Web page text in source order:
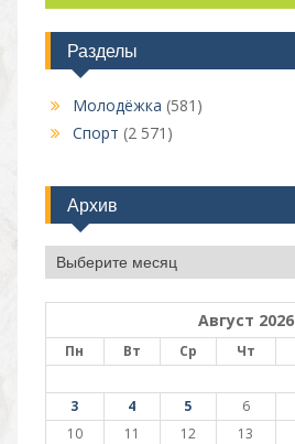
Разделы
Молодёжка (581)
Спорт (2 571)
Архив
Архив
Август 2026
Пн Вт Ср Чт
3
4 5 6
10
11 12 13